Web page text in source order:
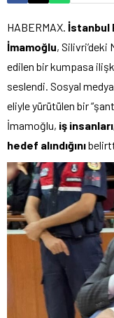
HABERMAX. İstanbul
İmamoğlu, Silivri’deki
edilen bir kumpasa
seslendi. Sosyal medya
eliyle yürütülen bir
İmamoğlu, iş
hedef alındığını